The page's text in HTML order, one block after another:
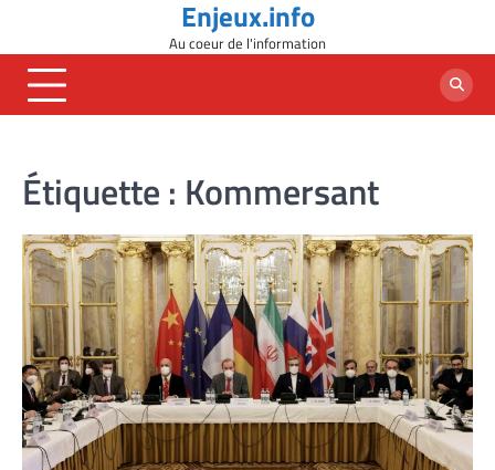
content
Enjeux.info
Au coeur de l'information
Étiquette : Kommersant